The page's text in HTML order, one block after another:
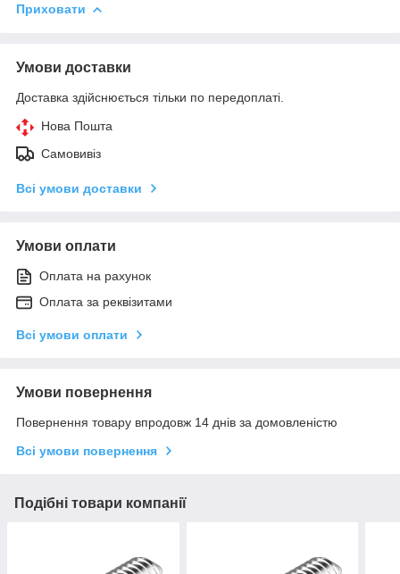
Приховати
Умови доставки
Доставка здійснюється тільки по передоплаті.
Нова Пошта
Самовивіз
Всі умови доставки
Умови оплати
Оплата на рахунок
Оплата за реквізитами
Всі умови оплати
Умови повернення
Повернення товару впродовж 14 днів за домовленістю
Всі умови повернення
Подібні товари компанії